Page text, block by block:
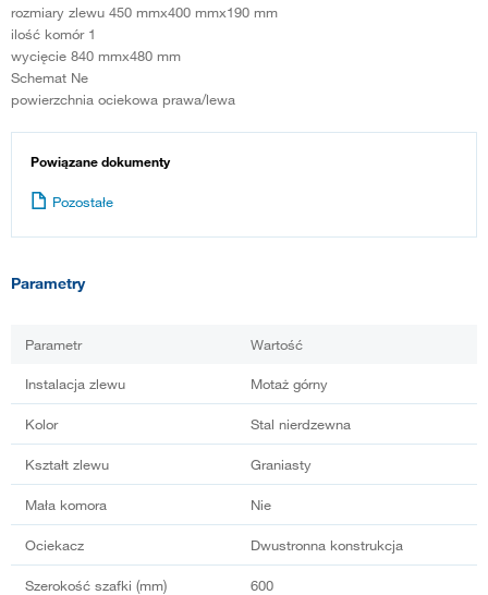
rozmiary zlewu 450 mmx400 mmx190 mm
ilość komór 1
wycięcie 840 mmx480 mm
Schemat Ne
powierzchnia ociekowa prawa/lewa
Powiązane dokumenty
Pozostałe
Parametry
Parametr Wartość
Instalacja zlewu Motaż górny
Kolor Stal nierdzewna
Kształt zlewu Graniasty
Mała komora Nie
Ociekacz Dwustronna konstrukcja
Szerokość szafki (mm) 600